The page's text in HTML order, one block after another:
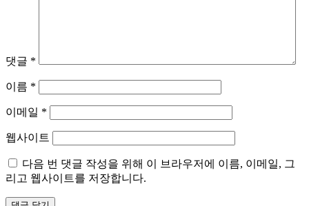
댓글 *
이름 *
이메일 *
웹사이트
다음 번 댓글 작성을 위해 이 브라우저에 이름, 이메일, 그
리고 웹사이트를 저장합니다.